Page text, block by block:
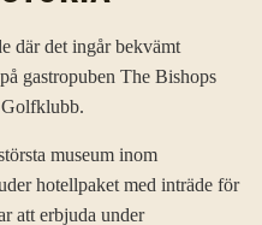
där det ingår bekvämt
gastropuben The Bishops
Golfklubb.
museum inom
hotellpaket med inträde för
att erbjuda under